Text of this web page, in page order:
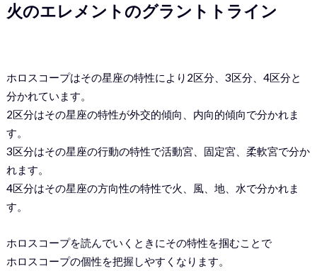
火のエレメントのグラントトライン
ホロスコープはその星座の特性により2区分、3区分、4区分と
分かれています。
2区分はその星座の特性が外交的傾向、内向的傾向で分かれま
す。
3区分はその星座の行動の特性で活動宮、固定宮、柔軟宮で分か
れます。
4区分はその星座の方向性の特性で火、風、地、水で分かれま
す。
ホロスコープを読んでいくときにその特性を掴むことで
ホロスコープの個性を把握しやすくなります。